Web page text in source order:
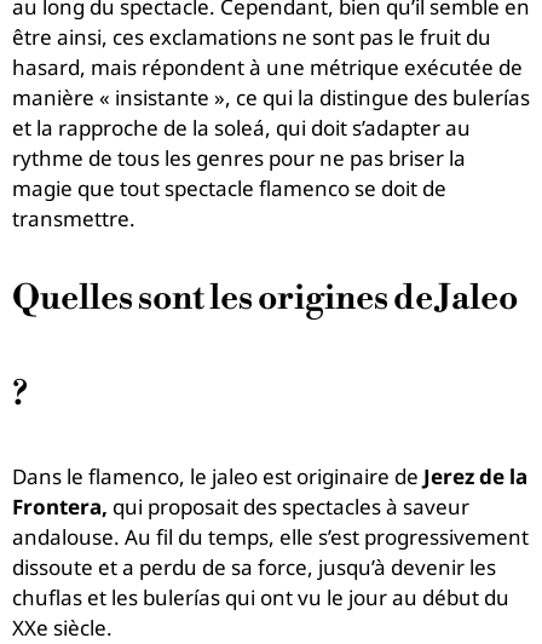
au long du spectacle. Cependant, bien qu’il semble en
être ainsi, ces exclamations ne sont pas le fruit du
hasard, mais répondent à une métrique exécutée de
manière « insistante », ce qui la distingue des bulerías
et la rapproche de la soleá, qui doit s’adapter au
rythme de tous les genres pour ne pas briser la
magie que tout spectacle flamenco se doit de
transmettre.
Quelles sont les origines de Jaleo
?
Dans le flamenco, le jaleo est originaire de Jerez de la
Frontera, qui proposait des spectacles à saveur
andalouse. Au fil du temps, elle s’est progressivement
dissoute et a perdu de sa force, jusqu’à devenir les
chuflas et les bulerías qui ont vu le jour au début du
XXe siècle.